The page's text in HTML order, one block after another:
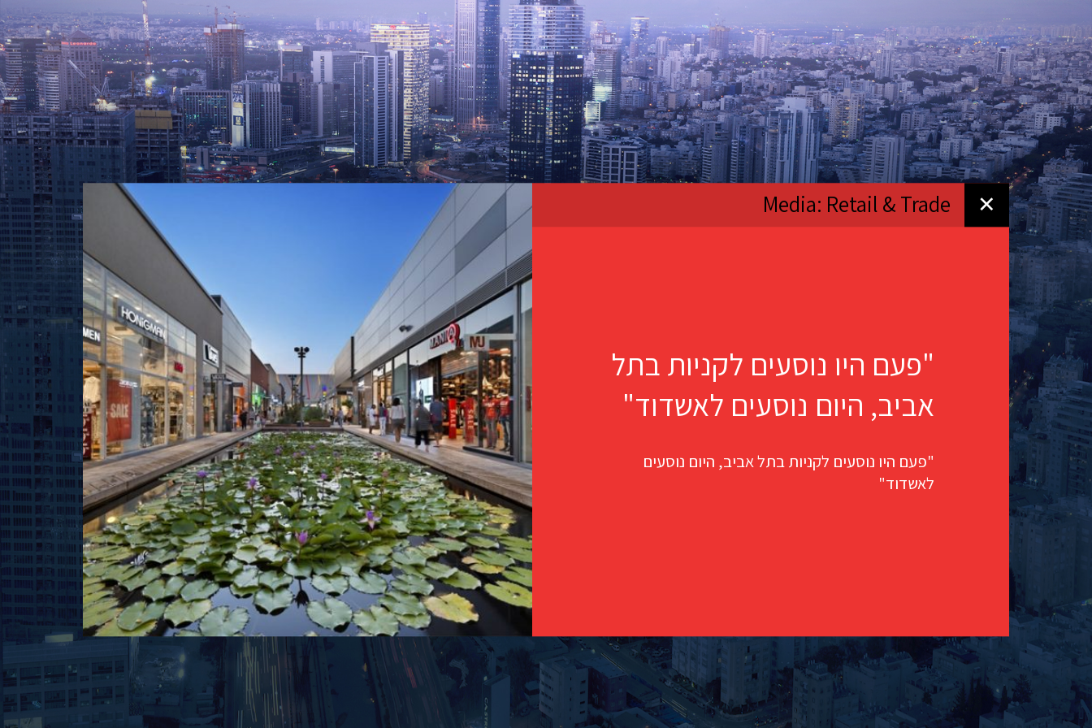
✕
Media: Retail & Trade
"פעם היו נוסעים לקניות בתל
אביב, היום נוסעים לאשדוד"
"פעם היו נוסעים לקניות בתל אביב, היום נוסעים
לאשדוד"